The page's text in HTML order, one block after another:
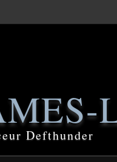
Defthunder